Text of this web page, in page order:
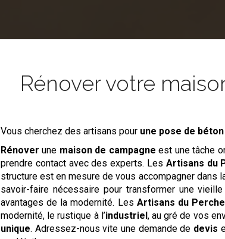
Rénover votre
Vous cherchez des artisans pour une pose de
Rénover une maison de campagne est une tâche
prendre contact avec des experts. Les Artisans du
structure est en mesure de vous accompagner
savoir-faire nécessaire pour transformer une
avantages de la modernité. Les Artisans du Perche
modernité, le rustique à l’industriel, au gré de vos
unique. Adressez-nous vite une demande de devis